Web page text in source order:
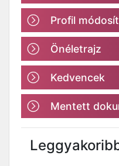
Profil
Önéletrajz
Kedvencek
Mentett